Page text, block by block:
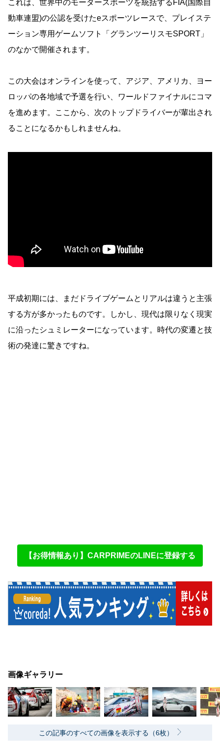
これは、世界中のモータースポーツを統括するFIA(国際自
動車連盟)の公認を受けたeスポーツレースで、プレイステ
ーション専用ゲームソフト「グランツーリスモSPORT」
のなかで開催されます。
この大会はオンラインを使って、アジア、アメリカ、ヨー
ロッパの各地域で予選を行い、ワールドファイナルにコマ
を進めます。ここから、次のトップドライバーが輩出され
ることになるかもしれませんね。
平成初期には、まだドライブゲームとリアルは違うと主張
する方が多かったものです。しかし、現代は限りなく現実
に沿ったシュミレーターになっています。時代の変遷と技
術の発達に驚きですね。
【お得情報あり】CARPRIMEのLINEに登録する
画像ギャラリー
この記事のすべての画像を表示する（6枚）